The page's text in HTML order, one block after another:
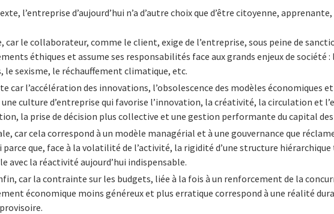
l’entreprise d’aujourd’hui n’a d’autre choix que d’être citoyenne,
car le collaborateur, comme le client, exige de l’entreprise, sous peine de
éthiques et assume ses responsabilités face aux grands enjeux de société
le sexisme, le réchauffement climatique, etc.
car l’accélération des innovations, l’obsolescence des modèles économiques
culture d’entreprise qui favorise l’innovation, la créativité, la circulation et
la prise de décision plus collective et une gestion performante du capital des
car cela correspond à un modèle managérial et à une gouvernance que
parce que, face à la volatilité de l’activité, la rigidité d’une structure
avec la réactivité aujourd’hui indispensable.
car la contrainte sur les budgets, liée à la fois à un renforcement de la
économique moins généreux et plus erratique correspond à une réalité